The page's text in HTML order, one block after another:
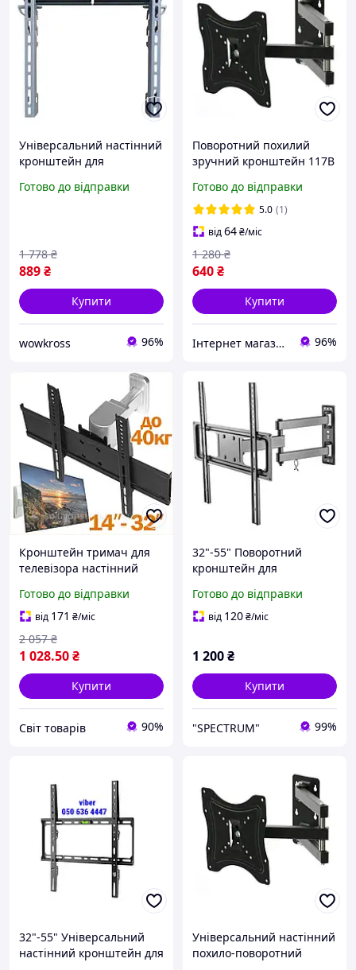
Універсальний настінний
кронштейн для
Кріплення для телевізора
Готово до відправки
889₴
1 778 ₴
Купити
wowkross 96%
Поворотний похилий
зручний кронштейн 117В
для телевізора TV на стіну
200х200
Готово до відправки
5.0 (1)
від64₴/міс
640₴
1 280 ₴
Купити
Інтернет магазин «Smart Life» 96%
Кронштейн тримач для
телевізора настінний
дюйми з поворотом до 40
кг
Готово до відправки
від 171 ₴/міс
1 028.50₴
2 057 ₴
Купити
Cвіт товарів 90%
32"-55" Поворотний
кронштейн для
Brateck LPA52-443
Настінне висувне
Готово до відправки
від 120₴/міс
1 200₴
Купити
"SPECTRUM" 99%
32"-55" Універсальний
настінний кронштейн для
Універсальний настінний
похило-поворотний